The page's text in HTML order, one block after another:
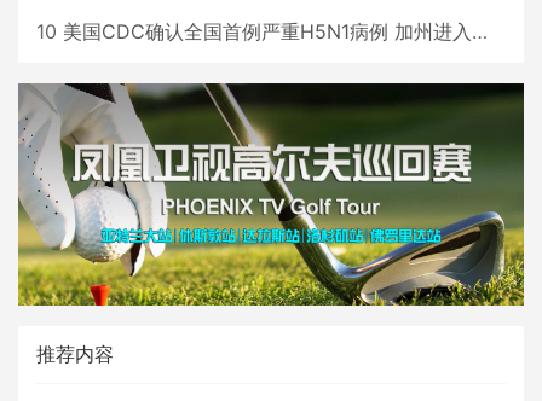
10 美国CDC确认全国首例严重H5N1病例 加州进入紧急状态
推荐内容